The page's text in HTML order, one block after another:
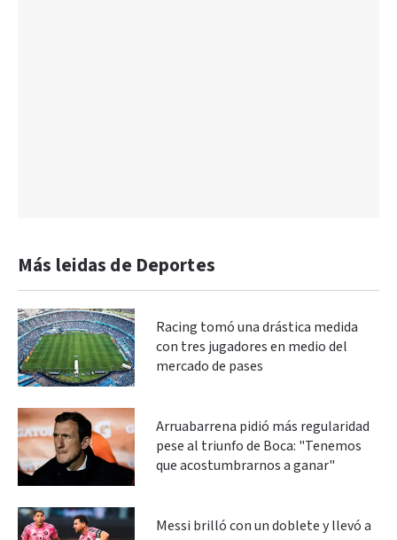
Más leidas de Deportes
Racing tomó una drástica medida
con tres jugadores en medio del
mercado de pases
Arruabarrena pidió más regularidad
pese al triunfo de Boca: "Tenemos
que acostumbrarnos a ganar"
Messi brilló con un doblete y llevó a